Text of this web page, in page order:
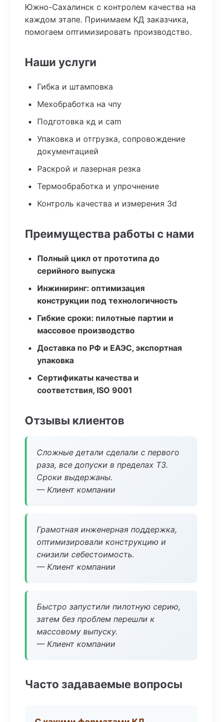
Южно-Сахалинск с контролем качества на
каждом этапе. Принимаем КД заказчика,
помогаем оптимизировать производство.
Наши услуги
Гибка и штамповка
Мехобработка на чпу
Подготовка кд и cam
Упаковка и отгрузка, сопровождение
документацией
Раскрой и лазерная резка
Термообработка и упрочнение
Контроль качества и измерения 3d
Преимущества работы с нами
Полный цикл от прототипа до
серийного выпуска
Инжиниринг: оптимизация
конструкции под технологичность
Гибкие сроки: пилотные партии и
массовое производство
Доставка по РФ и ЕАЭС, экспортная
упаковка
Сертификаты качества и
соответствия, ISO 9001
Отзывы клиентов
Сложные детали сделали с первого
раза, все допуски в пределах ТЗ.
Сроки выдержаны.
— Клиент компании
Грамотная инженерная поддержка,
оптимизировали конструкцию и
снизили себестоимость.
— Клиент компании
Быстро запустили пилотную серию,
затем без проблем перешли к
массовому выпуску.
— Клиент компании
Часто задаваемые вопросы